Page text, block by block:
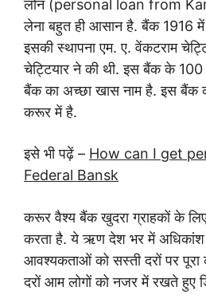
लोन (personal loan from
लेना बहुत ही आसान है. बैंक 1916
इसकी स्थापनाएम. ए. वेंकटराम
चेट्टियार ने की थी. इस बैंक के
बैंक का अच्छा खास नाम है. इस बैंक
करूर में है.
इसे भी पढ़ें – How can I get
Federal Bansk
करूर वैश्य बैंक खुदरा ग्राहकों के
करता है. ये ऋण देश भर में अधिकांश
आवश्यकताओं को सस्ती दरों पर
दरों आम लोगों को नजर में रखते हुए